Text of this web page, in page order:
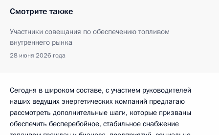
Смотрите также
Участники совещания по обеспечению топливом
внутреннего рынка
28 июня 2026 года
Сегодня в широком составе, с участием руководителей
наших ведущих энергетических компаний предлагаю
рассмотреть дополнительные шаги, которые призваны
обеспечить бесперебойное, стабильное снабжение